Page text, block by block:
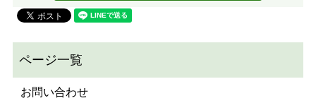
お問い合わせ